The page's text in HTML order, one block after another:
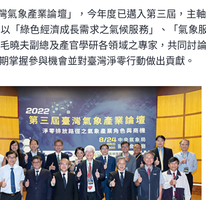
氣象產業論壇」，今年度已邁入第三屆 ，主
「綠色經濟成長需求之氣候服務」、「氣象
曉夫副總及產官學研各領域之專家，共同討
掌握參與機會並對臺灣淨零行動做出貢獻。